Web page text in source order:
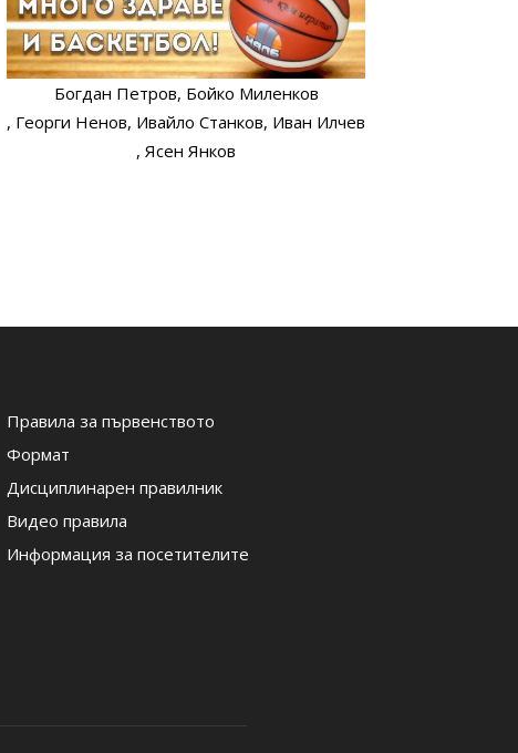
Богдан Петров, Бойко Миленков
, Георги Ненов, Ивайло Станков, Иван Илчев
, Ясен Янков
Правила за първенството
Формат
Дисциплинарен правилник
Видео правила
Информация за посетителите